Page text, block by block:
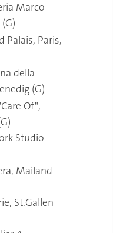
Marco
Palais, Paris,
della
(G)
Of",
Studio
Mailand
St.Gallen